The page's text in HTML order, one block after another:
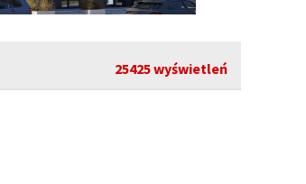
25425 wyświetleń